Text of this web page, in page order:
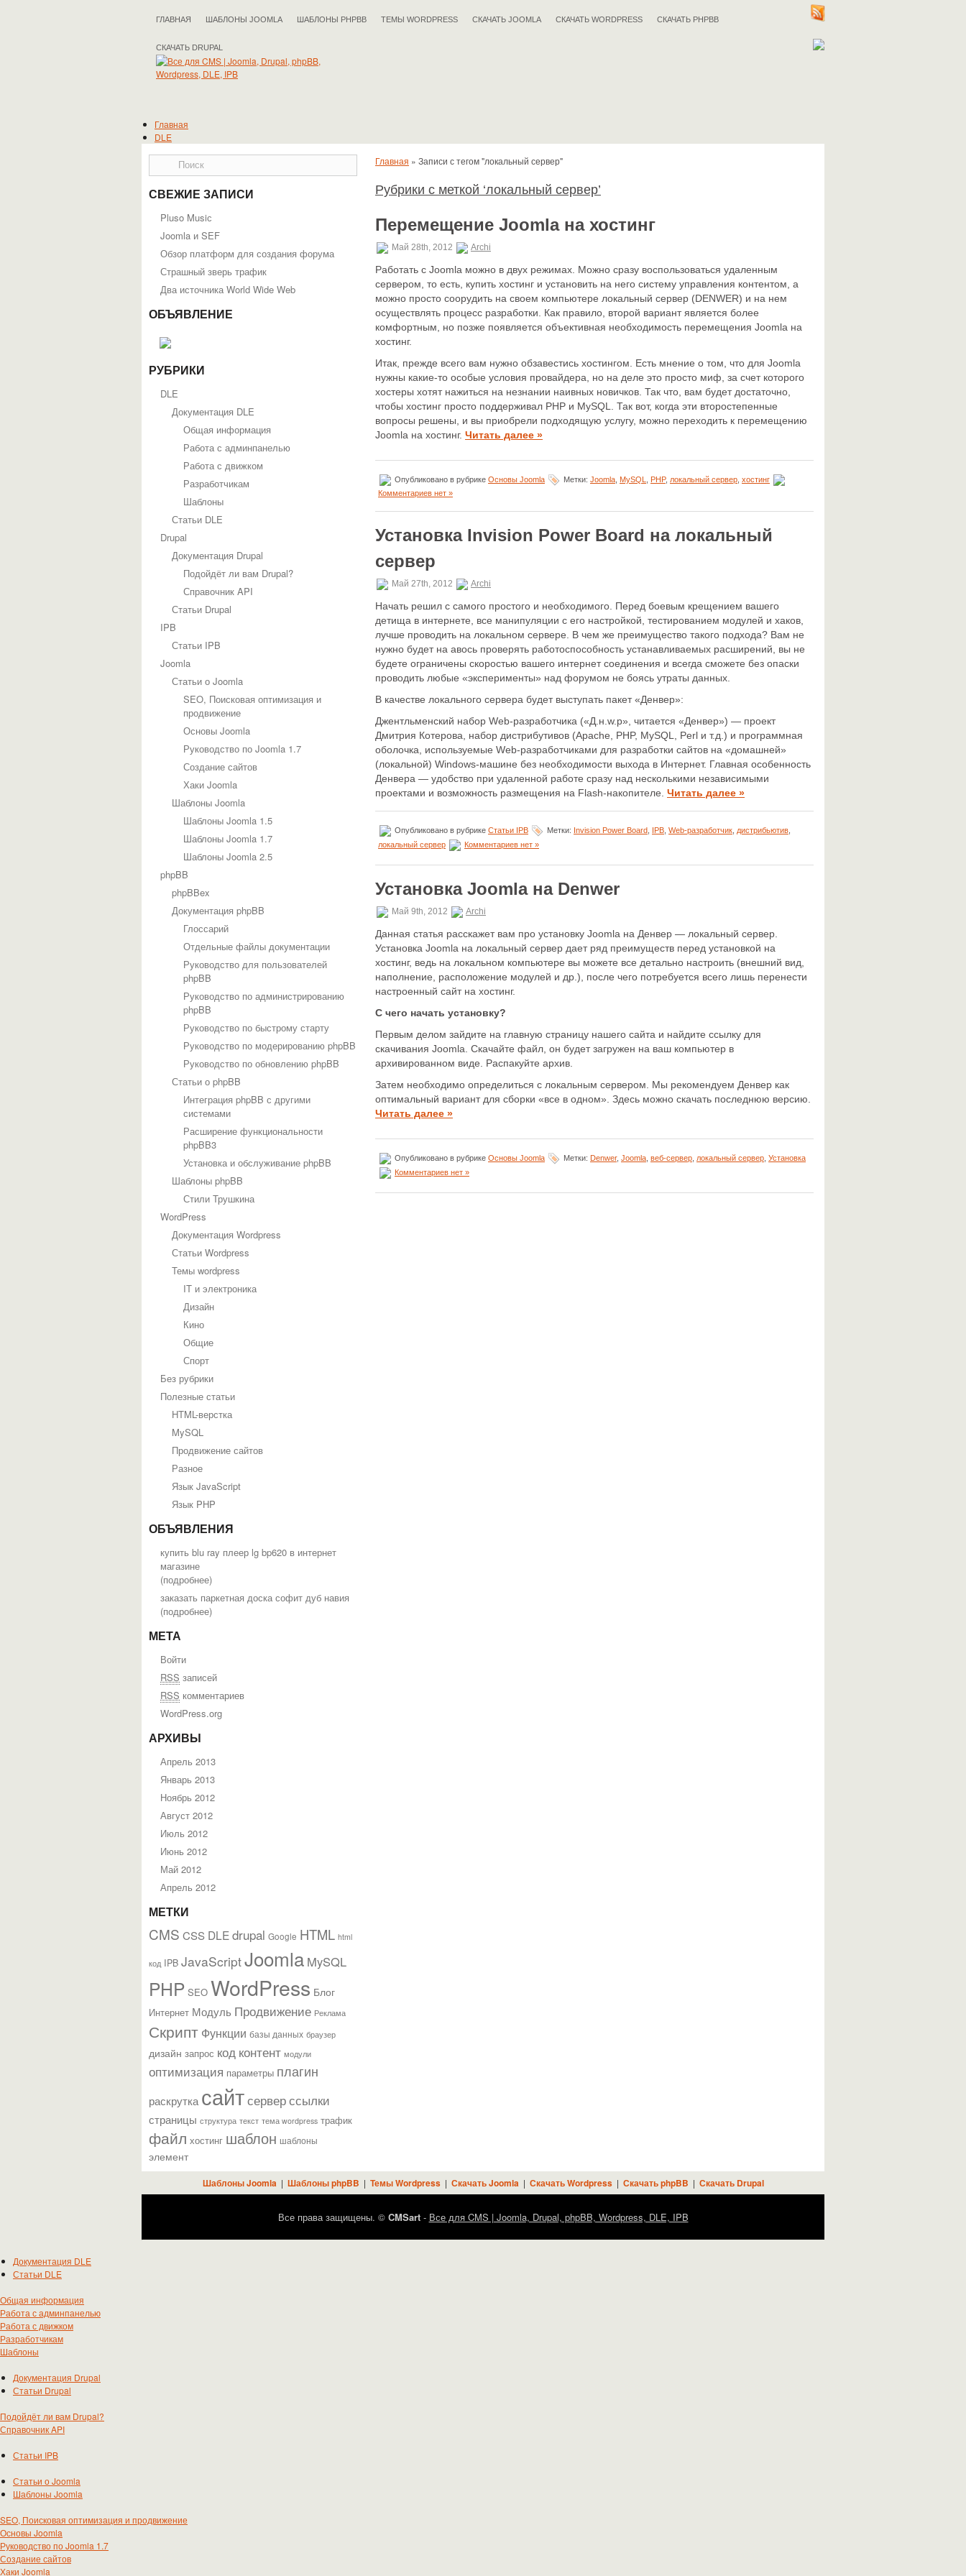
ГЛАВНАЯ ШАБЛОНЫ JOOMLA ШАБЛОНЫ PHPBB ТЕМЫ WORDPRESS СКАЧАТЬ JOOMLA СКАЧАТЬ WORDPRESS СКАЧАТЬ PHPBB
СКАЧАТЬ DRUPAL
Главная
DLE
Joomla
phpBB
WordPress
Полезные статьи
СВЕЖИЕ ЗАПИСИ
Pluso Musiс
Joomla и SEF
Обзор платформ для создания форума
Страшный зверь трафик
Два источника World Wide Web
ОБЪЯВЛЕНИЕ
РУБРИКИ
DLE
Документация DLE
Общая информация
Работа с админпанелью
Работа с движком
Разработчикам
Шаблоны
Статьи DLE
Drupal
Документация Drupal
Подойдёт ли вам Drupal?
Справочник API
Статьи Drupal
IPB
Статьи IPB
Joomla
Статьи о Joomla
SEO, Поисковая оптимизация и
продвижение
Основы Joomla
Руководство по Joomla 1.7
Создание сайтов
Хаки Joomla
Шаблоны Joomla
Шаблоны Joomla 1.5
Шаблоны Joomla 1.7
Шаблоны Joomla 2.5
phpBB
phpBBex
Документация phpBB
Глоссарий
Отдельные файлы документации
Руководство для пользователей
phpBB
Руководство по администрированию
phpBB
Руководство по быстрому старту
Руководство по модерированию phpBB
Руководство по обновлению phpBB
Статьи о phpBB
Интеграция phpBB с другими
системами
Расширение функциональности
phpBB3
Установка и обслуживание phpBB
Шаблоны phpBB
Стили Трушкина
WordPress
Документация Wordpress
Статьи Wordpress
Темы wordpress
IT и электроника
Дизайн
Кино
Общие
Спорт
Без рубрики
Полезные статьи
HTML-верстка
MySQL
Продвижение сайтов
Разное
Язык JavaScript
Язык PHP
ОБЪЯВЛЕНИЯ
купить blu ray плеер lg bp620 в интернет
магазине
(подробнее)
заказать паркетная доска софит дуб навия
(подробнее)
МЕТА
Войти
RSS записей
RSS комментариев
WordPress.org
АРХИВЫ
Апрель 2013
Январь 2013
Ноябрь 2012
Август 2012
Июль 2012
Июнь 2012
Май 2012
Апрель 2012
МЕТКИ
CMS CSS DLEdrupal Google HTML html
код IPB JavaScriptJoomla MySQL
PHP SEO WordPress Блог
Интернет Модуль Продвижение Реклама
Скрипт Функции базы данных браузер
дизайн запрос код контент модули
оптимизация параметры плагин
раскрутка сайтсерверссылки
страницы структура текст тема wordpress трафик
файл хостинг шаблон шаблоны
элемент
Главная » Записи с тегом "локальный сервер"
Рубрики с меткой ‘локальный сервер’
Перемещение Joomla на хостинг
Май 28th, 2012 Archi
Работать с Joomla можно в двух режимах. Можно сразу воспользоваться удаленным
сервером, то есть, купить хостинг и установить на него систему управления контентом, а
можно просто соорудить на своем компьютере локальный сервер (DENWER) и на нем
осуществлять процесс разработки. Как правило, второй вариант является более
комфортным, но позже появляется объективная необходимость перемещения Joomla на
хостинг.
Итак, прежде всего вам нужно обзавестись хостингом. Есть мнение о том, что для Joomla
нужны какие-то особые условия провайдера, но на деле это просто миф, за счет которого
хостеры хотят нажиться на незнании наивных новичков. Так что, вам будет достаточно,
чтобы хостинг просто поддерживал PHP и MySQL. Так вот, когда эти второстепенные
вопросы решены, и вы приобрели подходящую услугу, можно переходить к перемещению
Joomla на хостинг. Читать далее »
Опубликовано в рубрике Основы Joomla Метки: Joomla MySQL PHP, локальный сервер хостинг
Комментариев нет »
Установка Invision Power Board на локальный
сервер
Май 27th, 2012 Archi
Начать решил с самого простого и необходимого. Перед боевым крещением вашего
детища в интернете, все манипуляции с его настройкой, тестированием модулей и хаков,
лучше проводить на локальном сервере. В чем же преимущество такого подхода? Вам не
нужно будет на авось проверять работоспособность устанавливаемых расширений, вы не
будете ограничены скоростью вашего интернет соединения и всегда сможете без опаски
проводить любые «эксперименты» над форумом не боясь утраты данных.
В качестве локального сервера будет выступать пакет «Денвер»:
Джентльменский набор Web-разработчика («Д.н.w.р», читается «Денвер») — проект
Дмитрия Котерова, набор дистрибутивов (Apache, PHP, MySQL, Perl и т.д.) и программная
оболочка, используемые Web-разработчиками для разработки сайтов на «домашней»
(локальной) Windows-машине без необходимости выхода в Интернет. Главная особенность
Денвера — удобство при удаленной работе сразу над несколькими независимыми
проектами и возможность размещения на Flash-накопителе. Читать далее »
Опубликовано в рубрике Статьи IPB Метки: Invision Power Board IPB Web-разработчик дистрибьютив
локальный сервер
Комментариев нет »
Установка Joomla на Denwer
Май 9th, 2012 Archi
Данная статья расскажет вам про установку Joomla на Денвер — локальный сервер.
Установка Joomla на локальный сервер дает ряд преимуществ перед установкой на
хостинг, ведь на локальном компьютере вы можете все детально настроить (внешний вид,
наполнение, расположение модулей и др.), после чего потребуется всего лишь перенести
настроенный сайт на хостинг.
С чего начать установку?
Первым делом зайдите на главную страницу нашего сайта и найдите ссылку для
скачивания Joomla. Скачайте файл, он будет загружен на ваш компьютер в
архивированном виде. Распакуйте архив.
Затем необходимо определиться с локальным сервером. Мы рекомендуем Денвер как
оптимальный вариант для сборки «все в одном». Здесь можно скачать последнюю версию.
Читать далее »
Опубликовано в рубрике Основы Joomla Метки: Denwer, Joomla веб-сервер локальный сервер Установка
Комментариев нет »
Шаблоны Joomla | Шаблоны phpBB | Темы Wordpress| Скачать Joomla | Скачать Wordpress| Скачать phpBB | Скачать Drupal
Все права защищены. © CMSart- Все для CMS | Joomla, Drupal, phpBB, Wordpress, DLE, IPB
Документация DLE
Статьи DLE
Общая информация
Работа с админпанелью
Работа с движком
Разработчикам
Шаблоны
Документация Drupal
Статьи Drupal
Подойдёт ли вам Drupal?
Справочник API
Статьи IPB
Статьи о Joomla
Шаблоны Joomla
SEO, Поисковая оптимизация и продвижение
Основы Joomla
Руководство по Joomla 1.7
Создание сайтов
Хаки Joomla